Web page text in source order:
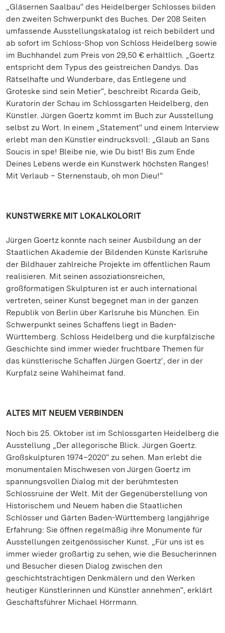
„Gläsernen Saalbau“ des Heidelberger Schlosses bilden
den zweiten Schwerpunkt des Buches. Der 208 Seiten
umfassende Ausstellungskatalog ist reich bebildert und
ab sofort im Schloss-Shop von Schloss Heidelberg sowie
im Buchhandel zum Preis von 29,50 € erhältlich. „Goertz
entspricht dem Typus des geistreichen Dandys. Das
Rätselhafte und Wunderbare, das Entlegene und
Groteske sind sein Metier“, beschreibt Ricarda Geib,
Kuratorin der Schau im Schlossgarten Heidelberg, den
Künstler. Jürgen Goertz kommt im Buch zur Ausstellung
selbst zu Wort. In einem „Statement“ und einem Interview
erlebt man den Künstler eindrucksvoll: „Glaub an Sans
Soucis in spe! Bleibe nie, wie Du bist! Bis zum Ende
Deines Lebens werde ein Kunstwerk höchsten Ranges!
Mit Verlaub – Sternenstaub, oh mon Dieu!“
KUNSTWERKE MIT LOKALKOLORIT
Jürgen Goertz konnte nach seiner Ausbildung an der
Staatlichen Akademie der Bildenden Künste Karlsruhe
der Bildhauer zahlreiche Projekte im öffentlichen Raum
realisieren. Mit seinen assoziationsreichen,
großformatigen Skulpturen ist er auch international
vertreten, seiner Kunst begegnet man in der ganzen
Republik von Berlin über Karlsruhe bis München. Ein
Schwerpunkt seines Schaffens liegt in Baden-
Württemberg. Schloss Heidelberg und die kurpfälzische
Geschichte sind immer wieder fruchtbare Themen für
das künstlerische Schaffen Jürgen Goertz‘, der in der
Kurpfalz seine Wahlheimat fand.
ALTES MIT NEUEM VERBINDEN
Noch bis 25. Oktober ist im Schlossgarten Heidelberg die
Ausstellung „Der allegorische Blick. Jürgen Goertz.
Großskulpturen 1974–2020“ zu sehen. Man erlebt die
monumentalen Mischwesen von Jürgen Goertz im
spannungsvollen Dialog mit der berühmtesten
Schlossruine der Welt. Mit der Gegenüberstellung von
Historischem und Neuem haben die Staatlichen
Schlösser und Gärten Baden-Württemberg langjährige
Erfahrung: Sie öffnen regelmäßig ihre Monumente für
Ausstellungen zeitgenössischer Kunst. „Für uns ist es
immer wieder großartig zu sehen, wie die Besucherinnen
und Besucher diesen Dialog zwischen den
geschichtsträchtigen Denkmälern und den Werken
heutiger Künstlerinnen und Künstler annehmen“, erklärt
Geschäftsführer Michael Hörrmann.